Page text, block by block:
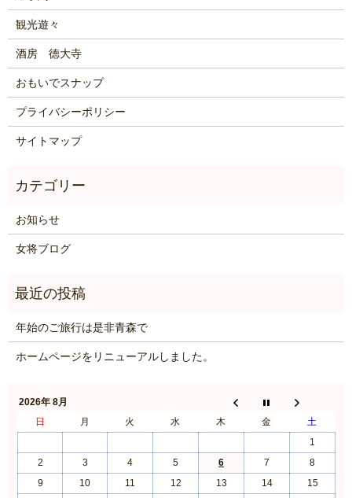
観光遊々
酒房 徳大寺
おもいでスナップ
プライバシーポリシー
サイトマップ
お知らせ
女将ブログ
年始のご旅行は是非青森で
ホームページをリニューアルしました。
2026年 8月
日
月 火 水 木 金
土
1
2
3 4 5 6 7
8
9
10 11 12 13 14
15